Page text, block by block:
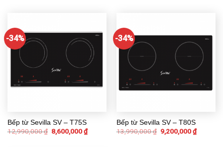
-34%
Bếp từ Sevilla SV – T75S
12,990,000₫ 8,600,000₫
-34%
Bếp từ Sevilla SV – T80S
13,990,000₫ 9,200,000₫